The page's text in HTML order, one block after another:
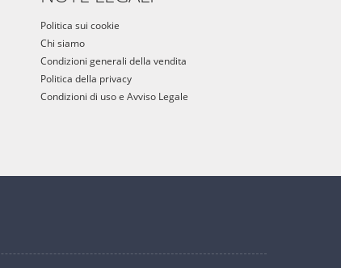
Politica sui cookie
Chi siamo
Condizioni generali della vendita
Politica della privacy
Condizioni di uso e Avviso Legale